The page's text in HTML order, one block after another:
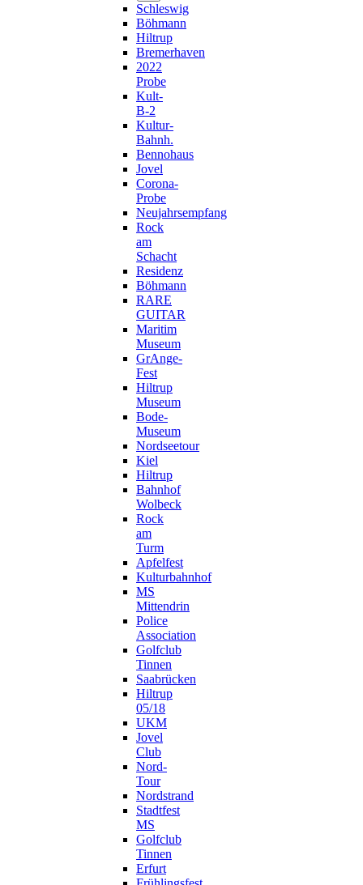
Schleswig
Böhmann
Hiltrup
Bremerhaven
2022
Probe
Kult-
B-2
Kultur-
Bahnh.
Bennohaus
Jovel
Corona-
Probe
Neujahrsempfang
Rock
am
Schacht
Residenz
Böhmann
RARE
GUITAR
Maritim
Museum
GrAnge-
Fest
Hiltrup
Museum
Bode-
Museum
Nordseetour
Kiel
Hiltrup
Bahnhof
Wolbeck
Rock
am
Turm
Apfelfest
Kulturbahnhof
MS
Mittendrin
Police
Association
Golfclub
Tinnen
Saabrücken
Hiltrup
05/18
UKM
Jovel
Club
Nord-
Tour
Nordstrand
Stadtfest
MS
Golfclub
Tinnen
Erfurt